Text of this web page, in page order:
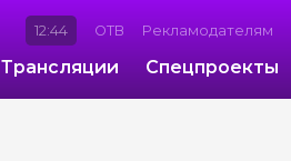
12:44 ОТВ Рекламодателям
Трансляции Спецпроекты